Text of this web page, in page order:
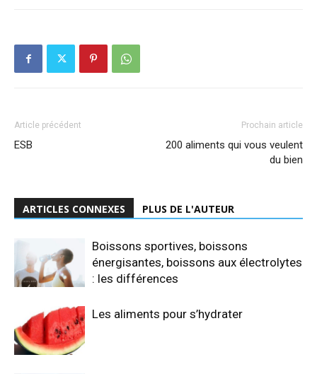
Article précédent
ESB
Prochain article
200 aliments qui vous veulent
du bien
ARTICLES CONNEXES PLUS DE L'AUTEUR
Boissons sportives, boissons
énergisantes, boissons aux électrolytes
: les différences
Les aliments pour s’hydrater